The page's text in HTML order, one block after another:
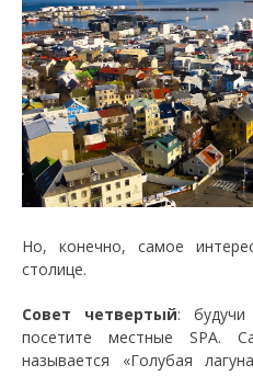
Но, конечно, самое
столице.
Совет четвертый:
посетите местные SPA.
называется «Голубая